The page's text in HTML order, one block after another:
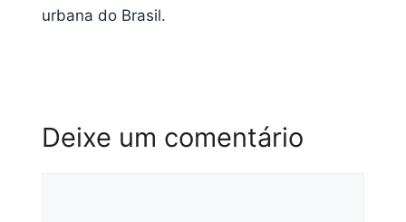
urbana do Brasil.
Deixe um comentário